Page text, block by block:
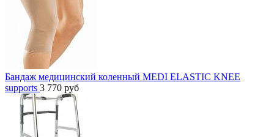
Бандаж медицинский коленный MEDI ELASTIC KNEE
supports 3 770 руб